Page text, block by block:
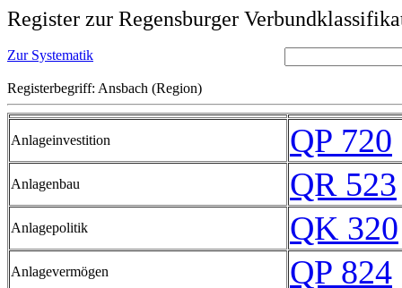
Register zur Regensburger
Zur Systematik
Registerbegriff: Ansbach (Region)
Anlageinvestition QP 720
Anlagenbau QR 523
Anlagepolitik QK 320
Anlagevermögen QP 824